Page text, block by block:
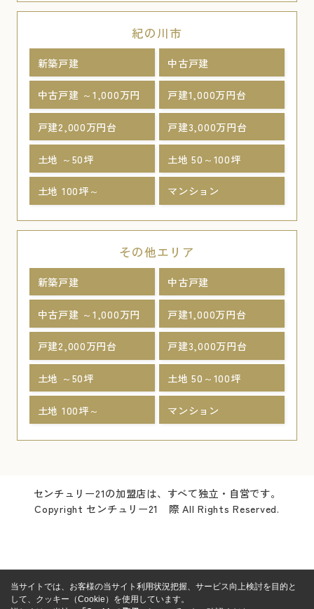
紀の川市
新築戸建 中古戸建
中古戸建 ～1,000万円 戸建1,000万円台
戸建2,000万円台 戸建3,000万円台
土地 ～50坪 土地 50～100坪
土地 100坪～ マンション
その他エリア
新築戸建 中古戸建
中古戸建 ～1,000万円 戸建1,000万円台
戸建2,000万円台 戸建3,000万円台
土地 ～50坪 土地 50～100坪
土地 100坪～ マンション
センチュリー21の加盟店は、すべて独立・自営です。
Copyright センチュリー21 際 All Rights Reserved.
当サイトでは、お客様の当サイト利用状況把握、サービス向上検討を目的と
して、クッキー（Cookie）を使用しています。